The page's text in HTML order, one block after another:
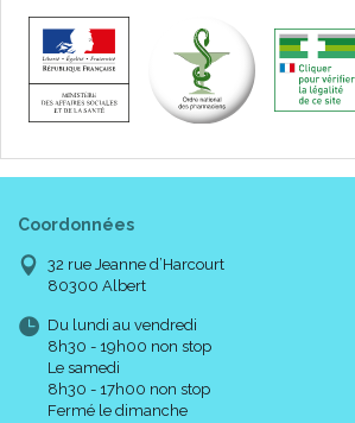
Coordonnées
32 rue Jeanne d’Harcourt
80300 Albert
Du lundi au vendredi
8h30 - 19h00 non stop
Le samedi
8h30 - 17h00 non stop
Fermé le dimanche